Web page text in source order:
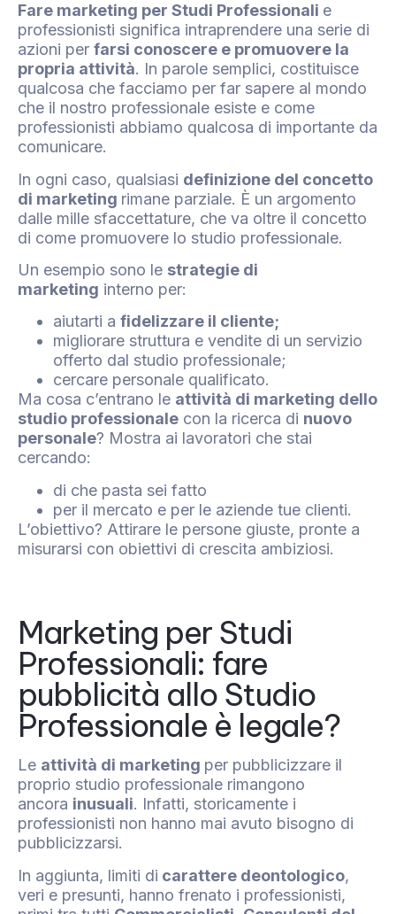
Fare marketing per Studi Professionali e
professionisti significa intraprendere una serie di
azioni per farsi conoscere e promuovere la
propria attività. In parole semplici, costituisce
qualcosa che facciamo per far sapere al mondo
che il nostro professionale esiste e come
professionisti abbiamo qualcosa di importante da
comunicare.
In ogni caso, qualsiasi definizione del concetto
di marketing rimane parziale. È un argomento
dalle mille sfaccettature, che va oltre il concetto
di come promuovere lo studio professionale.
Un esempio sono le strategie di
marketing interno per:
aiutarti a fidelizzare il cliente;
migliorare struttura e vendite di un servizio
offerto dal studio professionale;
cercare personale qualificato.
Ma cosa c’entrano le attività di marketing dello
studio professionale con la ricerca di nuovo
personale? Mostra ai lavoratori che stai
cercando:
di che pasta sei fatto
per il mercato e per le aziende tue clienti.
L’obiettivo? Attirare le persone giuste, pronte a
misurarsi con obiettivi di crescita ambiziosi.
Marketing per Studi
Professionali: fare
pubblicità allo Studio
Professionale è legale?
Le attività di marketing per pubblicizzare il
proprio studio professionale rimangono
ancora inusuali. Infatti, storicamente i
professionisti non hanno mai avuto bisogno di
pubblicizzarsi.
In aggiunta, limiti di carattere deontologico,
veri e presunti, hanno frenato i professionisti,